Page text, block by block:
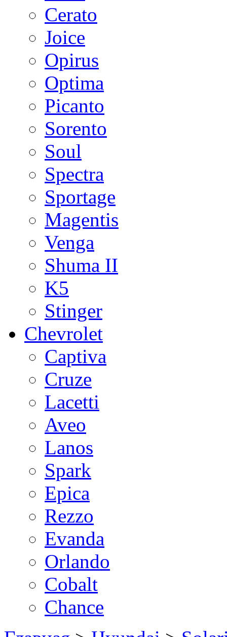
Cerato
Joice
Opirus
Optima
Picanto
Sorento
Soul
Spectra
Sportage
Magentis
Venga
Shuma II
K5
Stinger
Chevrolet
Captiva
Cruze
Lacetti
Aveo
Lanos
Spark
Epica
Rezzo
Evanda
Orlando
Cobalt
Chance